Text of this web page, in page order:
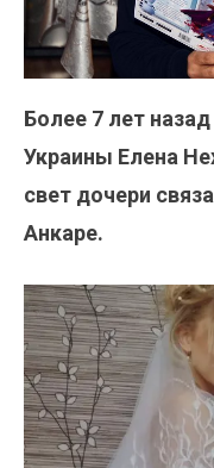
Более 7 лет
Украины Елена
свет дочери
Анкаре.